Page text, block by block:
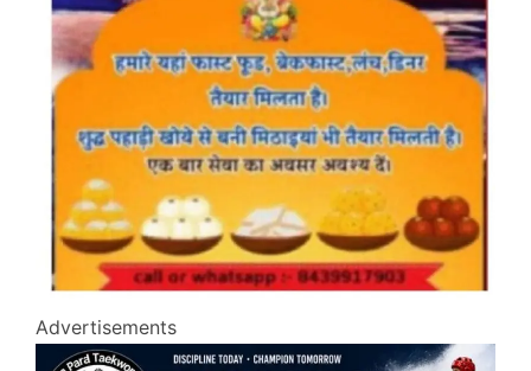
Advertisements